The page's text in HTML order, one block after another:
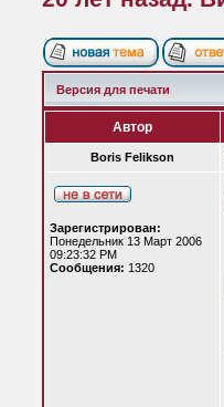
Версия для печати
Автор
Boris Felikson
Зарегистрирован:
Понедельник 13 Март 2006
09:23:32 PM
Сообщения: 1320